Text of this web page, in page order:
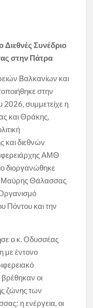
Συνέδριο
στην Πάτρα
Βαλκανίων και
στην
2026, συμμετείχε η
και Θράκης,
και διεθνών
ΑΜΘ
διοργανώθηκε
Μαύρης Θάλασσας
Πόντου και την
ο κ. Οδυσσέας
με έντονο
οι
ζώνης των
η ενέργεια, οι